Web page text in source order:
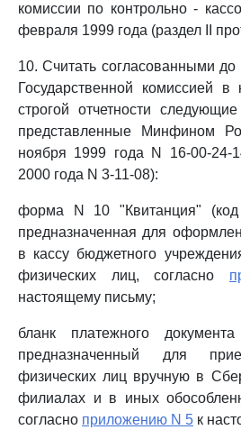
комиссии по контрольно -
февраля 1999 года (раздел II
10. Считать согласованными
Государственной комиссией в
строгой отчетности
представленные Минфином
ноября 1999 года N 16-00-
2000 года N 3-11-08):
форма N 10 "Квитанция"
предназначенная для
в кассу бюджетного
физических лиц, согласно
настоящему письму;
бланк платежного
предназначенный для
физических лиц вручную в
филиалах и в иных
согласно приложению N 5 к